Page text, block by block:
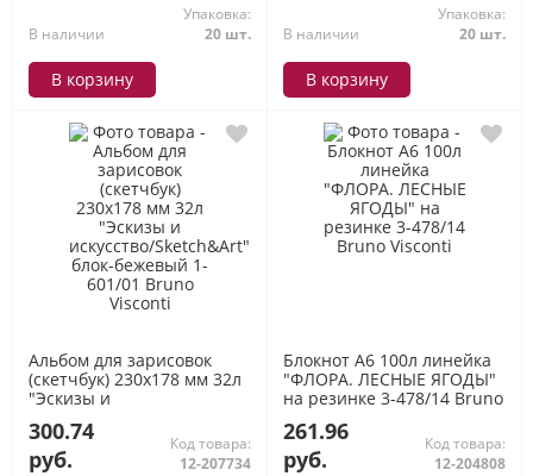
В наличии
Упаковка:
20 шт.
В корзину
В наличии
Упаковка:
20 шт.
В корзину
Альбом для зарисовок
(скетчбук) 230х178 мм 32л
"Эскизы и
блок-бежевый 1-601/01
Bruno Visconti
300.74
руб.
Код товара:
12-207734
Блокнот А6 100л линейка
"ФЛОРА. ЛЕСНЫЕ ЯГОДЫ"
на резинке 3-478/14 Bruno
261.96
руб.
Код товара:
12-204808